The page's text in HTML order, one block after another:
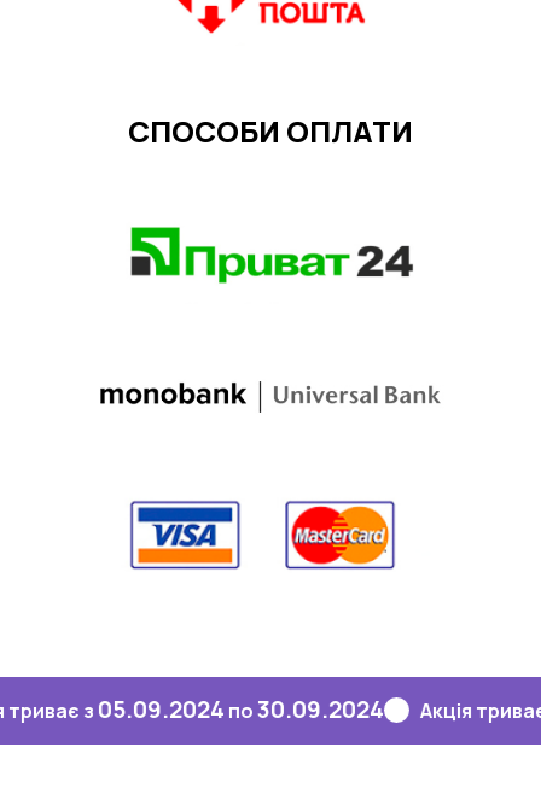
СПОСОБИ ОПЛАТИ
з05.09.2024по30.09.2024 Акція триває з